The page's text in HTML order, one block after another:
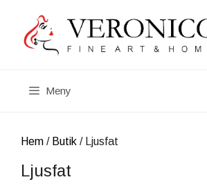
innehåll
Meny
Hem / Butik / Ljusfat
Ljusfat